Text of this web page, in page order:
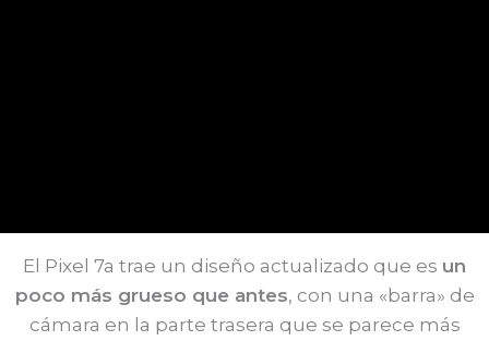
El Pixel 7a trae un diseño actualizado que es un
poco más grueso que antes, con una «barra» de
cámara en la parte trasera que se parece más